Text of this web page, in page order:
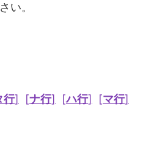
い。
行] [ナ行] [ハ行] [マ行]